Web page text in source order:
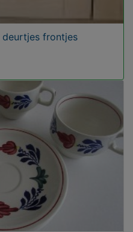
deurtjes frontjes